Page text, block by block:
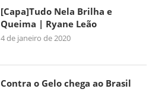
[Capa]Tudo Nela Brilha e
Queima | Ryane Leão
4 de janeiro de 2020
Contra o Gelo chega ao Brasil